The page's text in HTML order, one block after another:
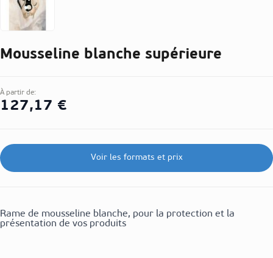
Mousseline blanche supérieure
À partir de:
127,17 €
Voir les formats et prix
Rame de mousseline blanche, pour la protection et la
présentation de vos produits